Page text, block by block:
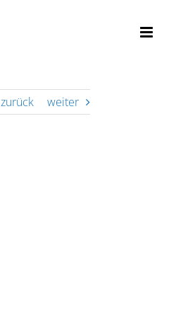
zurück weiter